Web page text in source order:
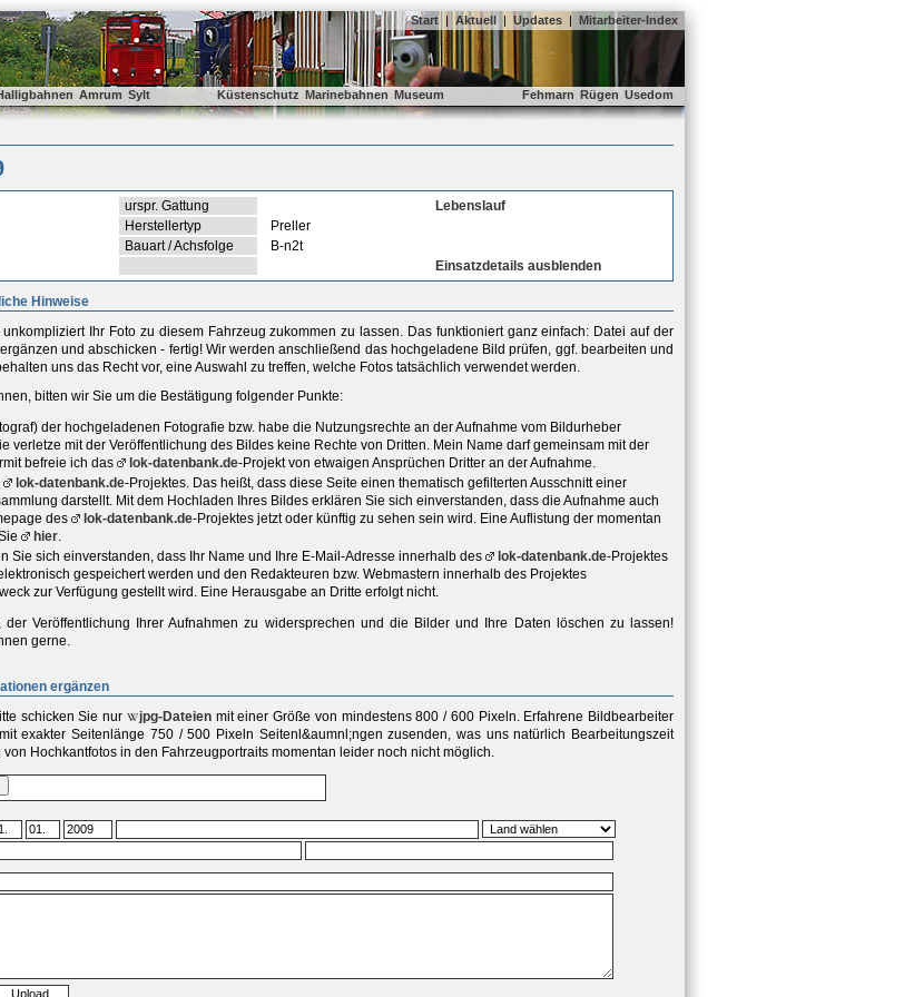
Start | Aktuell | Updates | Mitarbeiter-Index
Amrum Sylt Küstenschutz Marinebahnen Museum Fehmarn Rügen Usedom
urspr. Gattung
Lebenslauf
Herstellertyp
Preller
Bauart / Achsfolge
B-n2t
Einsatzdetails ausblenden
Hinweise
Ihr Foto zu diesem Fahrzeug zukommen zu lassen. Das funktioniert ganz einfach: Datei auf der
und abschicken - fertig! Wir werden anschließend das hochgeladene Bild prüfen, ggf. bearbeiten und
uns das Recht vor, eine Auswahl zu treffen, welche Fotos tatsächlich verwendet werden.
bitten wir Sie um die Bestätigung folgender Punkte:
der hochgeladenen Fotografie bzw. habe die Nutzungsrechte an der Aufnahme vom Bildurheber
verletze mit der Veröffentlichung des Bildes keine Rechte von Dritten. Mein Name darf gemeinsam mit der
befreie ich das
lok-datenbank.de-Projekt von etwaigen Ansprüchen Dritter an der Aufnahme.
lok-datenbank.de-Projektes. Das heißt, dass diese Seite einen thematisch gefilterten Ausschnitt einer
darstellt. Mit dem Hochladen Ihres Bildes erklären Sie sich einverstanden, dass die Aufnahme auch
des
lok-datenbank.de-Projektes jetzt oder künftig zu sehen sein wird. Eine Auflistung der momentan
hier.
Sie sich einverstanden, dass Ihr Name und Ihre E-Mail-Adresse innerhalb des
lok-datenbank.de-Projektes
gespeichert werden und den Redakteuren bzw. Webmastern innerhalb des Projektes
zur Verfügung gestellt wird. Eine Herausgabe an Dritte erfolgt nicht.
Veröffentlichung Ihrer Aufnahmen zu widersprechen und die Bilder und Ihre Daten löschen zu lassen!
gerne.
ergänzen
schicken Sie nur jpg-Dateienmit einer Größe von mindestens 800 / 600 Pixeln. Erfahrene Bildbearbeiter
exakter Seitenlänge 750 / 500 Pixeln Seitenl&aumnl;ngen zusenden, was uns natürlich Bearbeitungszeit
Hochkantfotos in den Fahrzeugportraits momentan leider noch nicht möglich.